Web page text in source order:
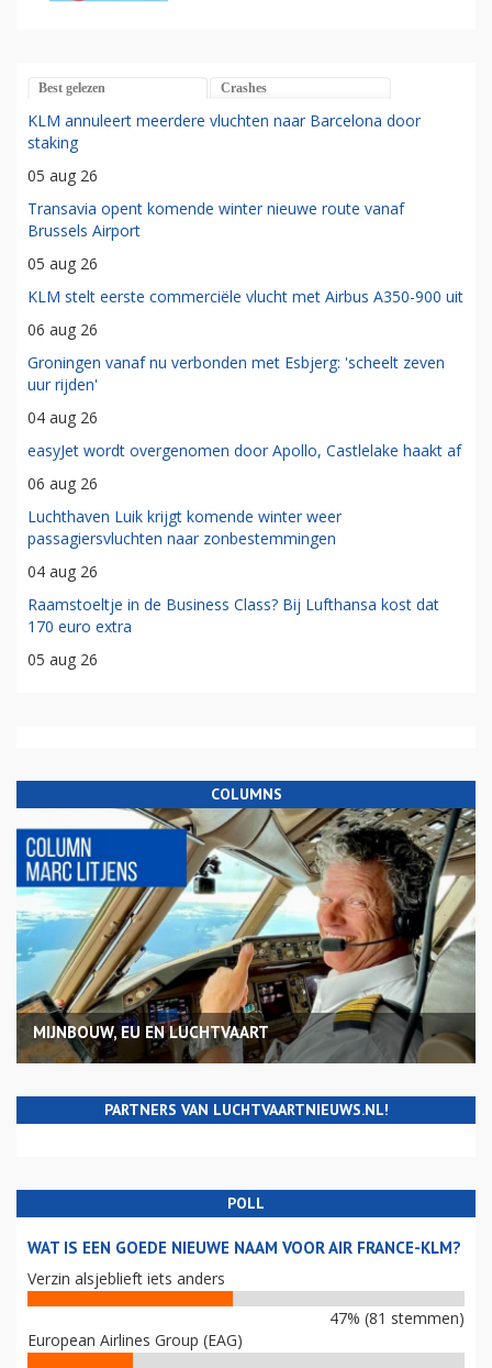
Best gelezen Crashes
KLM annuleert meerdere vluchten naar Barcelona door
staking
05 aug 26
Transavia opent komende winter nieuwe route vanaf
Brussels Airport
05 aug 26
KLM stelt eerste commerciële vlucht met Airbus A350-900 uit
06 aug 26
Groningen vanaf nu verbonden met Esbjerg: 'scheelt zeven
uur rijden'
04 aug 26
easyJet wordt overgenomen door Apollo, Castlelake haakt af
06 aug 26
Luchthaven Luik krijgt komende winter weer
passagiersvluchten naar zonbestemmingen
04 aug 26
Raamstoeltje in de Business Class? Bij Lufthansa kost dat
170 euro extra
05 aug 26
COLUMNS
MIJNBOUW, EU EN LUCHTVAART
PARTNERS VAN LUCHTVAARTNIEUWS.NL!
POLL
WAT IS EEN GOEDE NIEUWE NAAM VOOR AIR FRANCE-KLM?
Verzin alsjeblieft iets anders
47% (81 stemmen)
European Airlines Group (EAG)